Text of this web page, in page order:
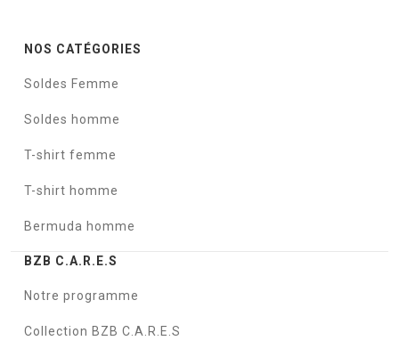
NOS CATÉGORIES
Soldes Femme
Soldes homme
T-shirt femme
T-shirt homme
Bermuda homme
BZB C.A.R.E.S
Notre programme
Collection BZB C.A.R.E.S